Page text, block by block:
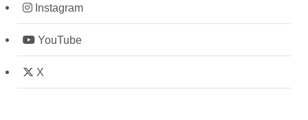
Instagram
YouTube
X